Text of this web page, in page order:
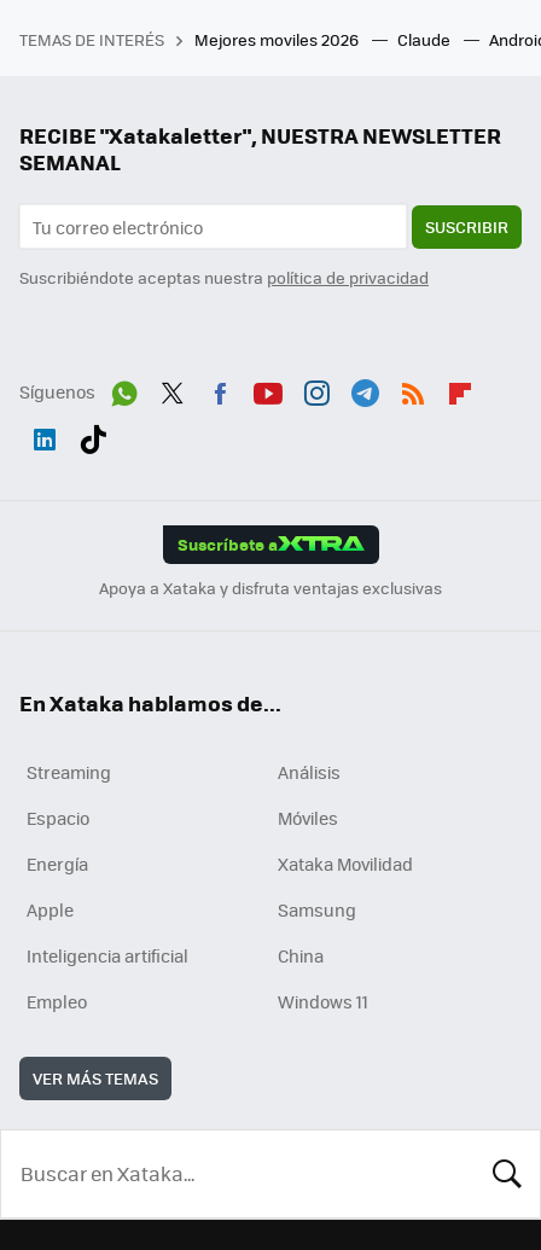
TEMAS DE INTERÉS Mejores moviles 2026 Claude
RECIBE "Xatakaletter", NUESTRA NEWSLETTER
SEMANAL
SUSCRIBIR
Suscribiéndote aceptas nuestra política de privacidad
Síguenos
Suscríbete a
Apoya a Xataka y disfruta ventajas exclusivas
En Xataka hablamos de...
Streaming
Análisis
Espacio
Móviles
Energía
Xataka Movilidad
Apple
Samsung
Inteligencia artificial
China
Empleo
Windows 11
VER MÁS TEMAS